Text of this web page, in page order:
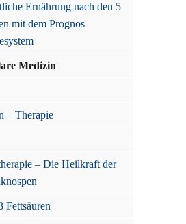
Ernährung nach den 5
mit dem Prognos
Medizin
– Therapie
– Die Heilkraft der
Fettsäuren